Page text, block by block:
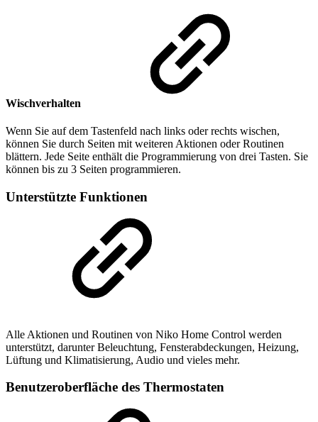
Wischverhalten
Wenn Sie auf dem Tastenfeld nach links oder rechts wischen,
können Sie durch Seiten mit weiteren Aktionen oder Routinen
blättern. Jede Seite enthält die Programmierung von drei Tasten. Sie
können bis zu 3 Seiten programmieren.
Unterstützte Funktionen
Alle Aktionen und Routinen von Niko Home Control werden
unterstützt, darunter Beleuchtung, Fensterabdeckungen, Heizung,
Lüftung und Klimatisierung, Audio und vieles mehr.
Benutzeroberfläche des Thermostaten